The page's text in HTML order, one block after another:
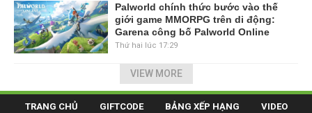
Palworld chính thức bước vào thế
giới game MMORPG trên di động:
Garena công bố Palworld Online
Thứ hai lúc 17:29
VIEW MORE
TRANG CHỦ GIFTCODE BẢNG XẾP HẠNG VIDEO